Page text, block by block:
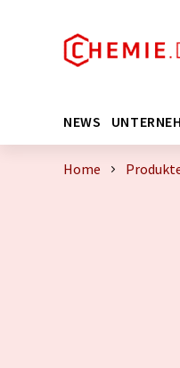
NEWS
Home